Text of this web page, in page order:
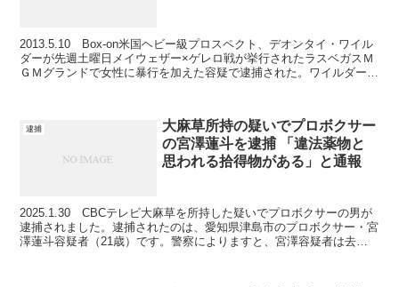
2013.5.10 Box-on米国ヘビー級プロスペクト、デオンタイ・ワイル
ダーが先週土曜日メイウェザー×ゲレロ戦が挙行されたラスベガスＭ
ＧＭグランドで女性に暴行を加えた容疑で逮捕された。ワイルダーの
逮捕
大麻草所持の疑いでプロボクサー
の宮澤蓮斗を逮捕 「違法薬物と
思われる拾得物がある」と通報
2025.1.30 CBCテレビ大麻草を所持した疑いでプロボクサーの男が
逮捕されました。逮捕されたのは、愛知県津島市のプロボクサー・宮
澤蓮斗容疑者（21歳）です。警察によりますと、宮澤容疑者は去年